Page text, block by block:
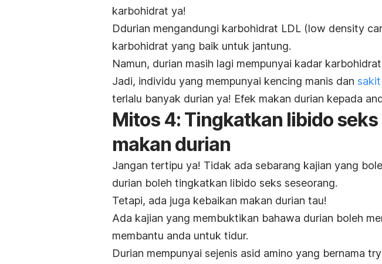
karbohidrat ya!
Ddurian mengandungi karbohidrat LDL (low density
karbohidrat yang baik untuk jantung.
Namun, durian masih lagi mempunyai kadar
Jadi, individu yang mempunyai kencing manis dan
terlalu banyak durian ya! Efek makan durian kepada
Mitos 4: Tingkatkan libido
makan durian
Jangan tertipu ya! Tidak ada sebarang kajian yang
durian boleh tingkatkan libido seks seseorang.
Tetapi, ada juga kebaikan makan durian tau!
Ada kajian yang membuktikan bahawa durian boleh
membantu anda untuk tidur.
Durian mempunyai sejenis asid amino yang bernama